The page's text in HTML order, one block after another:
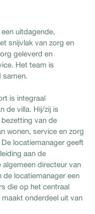
uitdagende,
snijvlak van zorg en
geleverd en
Het team is
samen.
is integraal
de villa. Hij/zij is
van de
wonen, service en zorg
locatiemanager geeft
aan de
directeur van
de locatiemanager een
die op het centraal
onderdeel uit van